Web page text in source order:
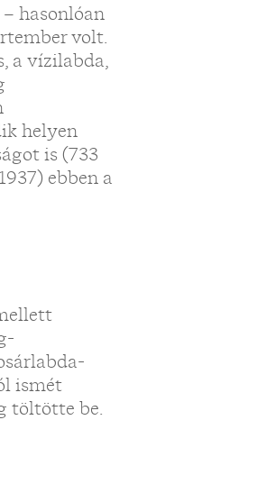
hasonlóan
volt.
a vízilabda,
helyen
is (733
ebben a
ismét
töltötte be.